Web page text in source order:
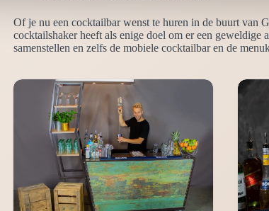
Of je nu een cocktailbar wenst te huren in de buurt van
cocktailshaker heeft als enige doel om er een
samenstellen en zelfs de mobiele cocktailbar en de